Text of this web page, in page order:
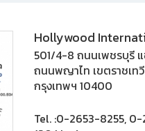
Hollywood
501/4-8 ถนนเพชรบุรี
ถนนพญาไท เขตราชเทวี
กรุงเทพฯ 10400
Tel. :0-2653-8255, 0-